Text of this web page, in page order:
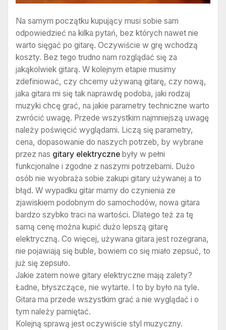
Na samym początku kupujący musi sobie sam
odpowiedzieć na kilka pytań, bez których nawet nie
warto sięgać po gitarę. Oczywiście w grę wchodzą
koszty. Bez tego trudno nam rozglądać się za
jakąkolwiek gitarą. W kolejnym etapie musimy
zdefiniować, czy chcemy używaną gitarę, czy nową,
jaka gitara mi się tak naprawdę podoba, jaki rodzaj
muzyki chcę grać, na jakie parametry techniczne warto
zwrócić uwagę. Przede wszystkim najmniejszą uwagę
należy poświęcić wyglądami. Liczą się parametry,
cena, dopasowanie do naszych potrzeb, by wybrane
przez nas gitary elektryczne były w pełni
funkcjonalne i zgodne z naszymi potrzebami. Dużo
osób nie wyobraża sobie zakupi gitary używanej a to
błąd. W wypadku gitar mamy do czynienia ze
zjawiskiem podobnym do samochodów, nowa gitara
bardzo szybko traci na wartości. Dlatego też za tę
samą cenę można kupić dużo lepszą gitarę
elektryczną. Co więcej, używana gitara jest rozegrana,
nie pojawiają się buble, bowiem co się miało zepsuć, to
już się zepsuło.
Jakie zatem nowe gitary elektryczne mają zalety?
Ładne, błyszczące, nie wytarte. I to by było na tyle.
Gitara ma przede wszystkim grać a nie wyglądać i o
tym należy pamiętać.
Kolejną sprawą jest oczywiście styl muzyczny.